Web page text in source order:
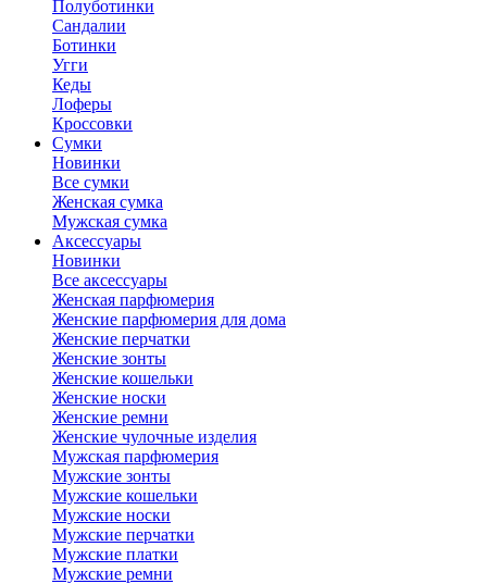
Полуботинки
Сандалии
Ботинки
Угги
Кеды
Лоферы
Кроссовки
Сумки
Новинки
Все сумки
Женская сумка
Мужская сумка
Аксессуары
Новинки
Все аксессуары
Женская парфюмерия
Женские парфюмерия для дома
Женские перчатки
Женские зонты
Женские кошельки
Женские носки
Женские ремни
Женские чулочные изделия
Мужская парфюмерия
Мужские зонты
Мужские кошельки
Мужские носки
Мужские перчатки
Мужские платки
Мужские ремни